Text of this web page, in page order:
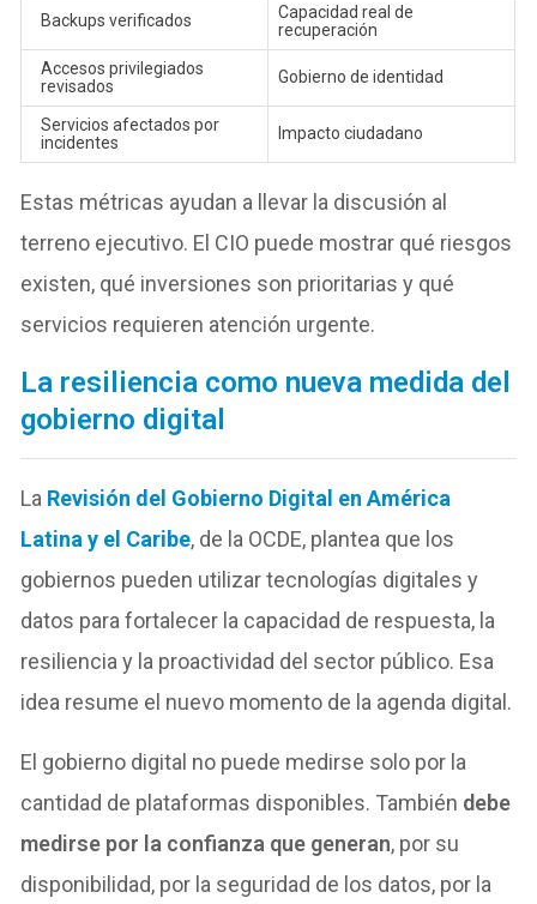
Backups verificados
Capacidad real de
recuperación
Accesos privilegiados
revisados
Gobierno de identidad
Servicios afectados por
incidentes
Impacto ciudadano
Estas métricas ayudan a llevar la discusión al
terreno ejecutivo. El CIO puede mostrar qué riesgos
existen, qué inversiones son prioritarias y qué
servicios requieren atención urgente.
La resiliencia como nueva medida del
gobierno digital
La Revisión del Gobierno Digital en América
Latina y el Caribe, de la OCDE, plantea que los
gobiernos pueden utilizar tecnologías digitales y
datos para fortalecer la capacidad de respuesta, la
resiliencia y la proactividad del sector público. Esa
idea resume el nuevo momento de la agenda digital.
El gobierno digital no puede medirse solo por la
cantidad de plataformas disponibles. También debe
medirse por la confianza que generan, por su
disponibilidad, por la seguridad de los datos, por la